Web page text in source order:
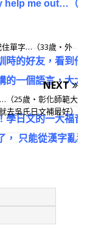
help me out…（
時的好友，看到
的一個語言，大
學日文的一大福
， 只能從漢字亂
，吳氏早就替學
住單字…（33歲‧外
NEXT
…（25歲‧彰化師範大
吳氏日文補最好）